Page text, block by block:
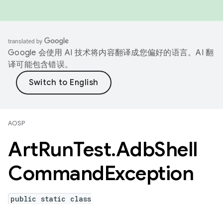
Google 会使用 AI 技术将内容翻译成您偏好的语言。AI 翻
译可能包含错误。
AOSP
ArtRunTest.AdbShell
CommandException
public static class